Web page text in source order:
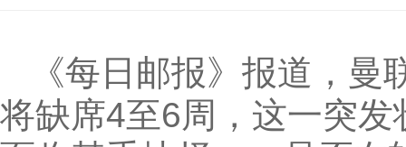
《每日邮报》报道，
将缺席4至6周，这一突